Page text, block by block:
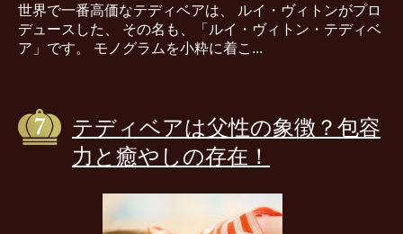
世界で一番高価なテディベアは、 ルイ・ヴィトンがプロ
デュースした、 その名も、「ルイ・ヴィトン・テディベ
ア」です。 モノグラムを小粋に着こ...
テディベアは父性の象徴？包容
力と癒やしの存在！